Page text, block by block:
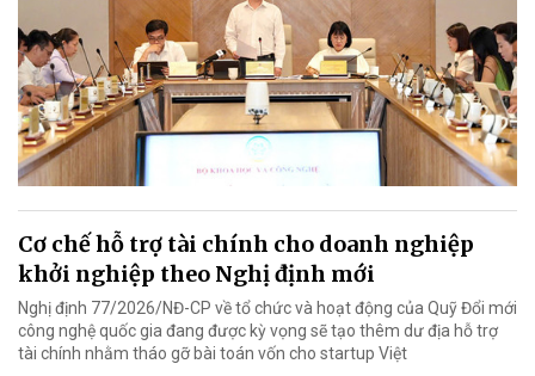
Cơ chế hỗ trợ tài chính cho doanh nghiệp
khởi nghiệp theo Nghị định mới
Nghị định 77/2026/NĐ-CP về tổ chức và hoạt động của Quỹ Đổi mới
công nghệ quốc gia đang được kỳ vọng sẽ tạo thêm dư địa hỗ trợ
tài chính nhằm tháo gỡ bài toán vốn cho startup Việt